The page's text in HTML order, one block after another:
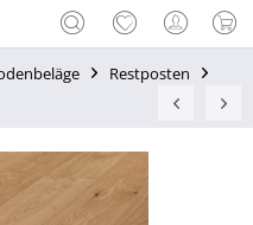
Restposten